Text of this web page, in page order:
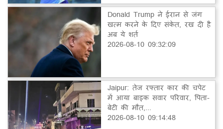
Donald Trump ने ईरान से जंग
खत्म करने के दिए संकेत, रख दी है
अब ये शर्त
2026-08-10 09:32:09
Jaipur: तेज रफ्तार कार की चपेट
में आया बाइक सवार परिवार, पिता-
बेटी की मौत,...
2026-08-10 09:14:48